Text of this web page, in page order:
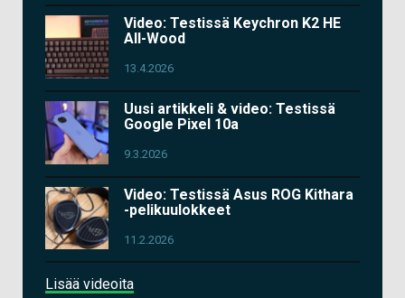
Video: Testissä Keychron K2 HE
All-Wood
13.4.2026
Uusi artikkeli & video: Testissä
Google Pixel 10a
9.3.2026
Video: Testissä Asus ROG Kithara
-pelikuulokkeet
11.2.2026
Lisää videoita